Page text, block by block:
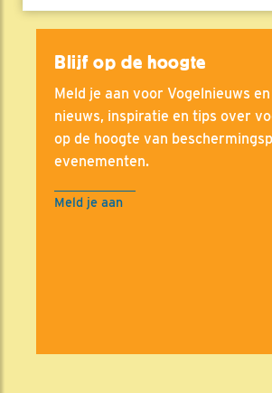
Blijf op de hoogte
Meld je aan voor Vogelnieuws
nieuws, inspiratie en tips over
op de hoogte van
evenementen.
Meld je aan